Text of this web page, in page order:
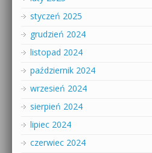
styczeń 2025
grudzień 2024
listopad 2024
październik 2024
wrzesień 2024
sierpień 2024
lipiec 2024
czerwiec 2024